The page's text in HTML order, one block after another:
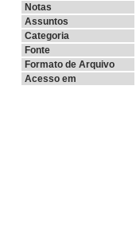
Notas
Assuntos
Categoria
Fonte
Formato de Arquivo
Acesso em